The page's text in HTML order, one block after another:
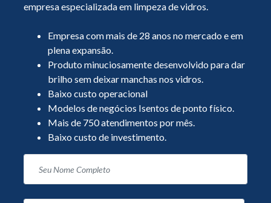
empresa especializada em limpeza de vidros.
Empresa com mais de 28 anos no mercado e em
plena expansão.
Produto minuciosamente desenvolvido para dar
brilho sem deixar manchas nos vidros.
Baixo custo operacional
Modelos de negócios Isentos de ponto físico.
Mais de 750 atendimentos por mês.
Baixo custo de investimento.